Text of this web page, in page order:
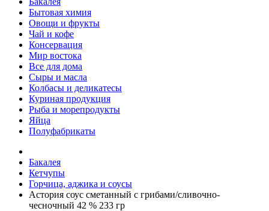
Бытовая химия
Овощи и фрукты
Чай и кофе
Консервация
Мир востока
Все для дома
Сыры и масла
Колбасы и деликатесы
Куриная продукция
Рыба и морепродукты
Яйца
Полуфабрикаты
Бакалея
Кетчупы
Горчица, аджика и соусы
Астория соус сметанный с грибами/сливочно-
чесночный 42 % 233 гр